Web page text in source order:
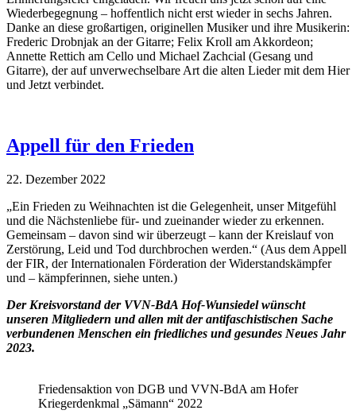
Wiederbegegnung – hoffentlich nicht erst wieder in sechs Jahren.
Danke an diese großartigen, originellen Musiker und ihre Musikerin:
Frederic Drobnjak an der Gitarre; Felix Kroll am Akkordeon;
Annette Rettich am Cello und Michael Zachcial (Gesang und
Gitarre), der auf unverwechselbare Art die alten Lieder mit dem Hier
und Jetzt verbindet.
Appell für den Frieden
22. Dezember 2022
„Ein Frieden zu Weihnachten ist die Gelegenheit, unser Mitgefühl
und die Nächstenliebe für- und zueinander wieder zu erkennen.
Gemeinsam – davon sind wir überzeugt – kann der Kreislauf von
Zerstörung, Leid und Tod durchbrochen werden.“ (Aus dem Appell
der FIR, der Internationalen Förderation der Widerstandskämpfer
und – kämpferinnen, siehe unten.)
Der Kreisvorstand der VVN-BdA Hof-Wunsiedel wünscht
unseren Mitgliedern und allen mit der antifaschistischen Sache
verbundenen Menschen ein friedliches und gesundes Neues Jahr
2023.
Friedensaktion von DGB und VVN-BdA am Hofer
Kriegerdenkmal „Sämann“ 2022